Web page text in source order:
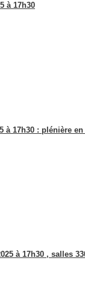
à 17h30
à 17h30 : plénière
à 17h30 , salles